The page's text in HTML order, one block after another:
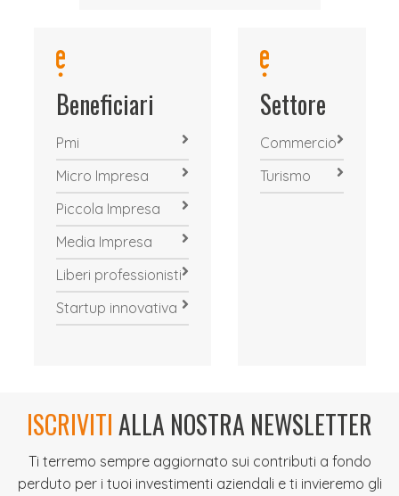
Beneficiari
Pmi
Micro Impresa
Piccola Impresa
Media Impresa
Liberi professionisti
Startup innovativa
Settore
Commercio
Turismo
ISCRIVITIALLA NOSTRA NEWSLETTER
Ti terremo sempre aggiornato sui contributi a fondo
perduto per i tuoi investimenti aziendali e ti invieremo gli